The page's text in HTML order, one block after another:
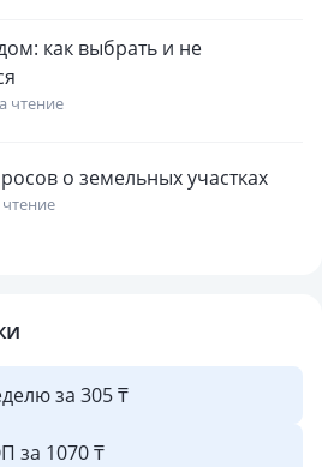
как выбрать и не
чтение
о земельных участках
за 305 ₸
за 1070 ₸